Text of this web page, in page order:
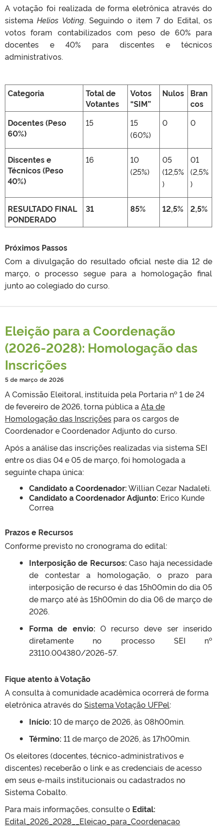
A votação foi realizada de forma eletrônica através do
sistemaHelios Voting.Seguindo o item 7 do Edital, os
votos foram contabilizados com peso de 60% para
docentes e 40% para discentes e técnicos
administrativos.
Categoria
Total de
Votantes
Votos
“SIM”
Nulos
Bran
cos
Docentes (Peso
60%)
15
15
(60%)
0 0
Discentes e
Técnicos (Peso
40%)
16
10
(25%)
05
(12,5%
)
01
(2,5%
)
RESULTADO FINAL
PONDERADO
31 85% 12,5% 2,5%
Próximos Passos
Com a divulgação do resultado oficial neste dia 12 de
março, o processo segue para a homologação final
junto ao colegiado do curso.
Eleição para a Coordenação
(2026-2028): Homologação das
Inscrições
5 de março de 2026
A Comissão Eleitoral, instituída pela Portaria nº 1 de 24
de fevereiro de 2026, torna pública a Ata de
Homologação das Inscrições para os cargos de
Coordenador e Coordenador Adjunto do curso.
Após a análise das inscrições realizadas via sistema SEI
entre os dias 04 e 05 de março, foi homologada a
seguinte chapa única:
Candidato a Coordenador:Willian Cezar Nadaleti.
Candidato a Coordenador Adjunto: Erico Kunde
Correa
Prazos e Recursos
Conforme previsto no cronograma do edital:
Interposição de Recursos: Caso haja necessidade
de contestar a homologação, o prazo para
interposição de recurso é das15h00min do dia 05
de março até às 15h00min do dia 06 de março de
2026.
Forma de envio: O recurso deve ser inserido
diretamente no processo SEI nº
23110.004380/2026-57.
Fique atento à Votação
A consulta à comunidade acadêmica ocorrerá de forma
eletrônica através do Sistema Votação UFPel:
Início: 10 de março de 2026, às 08h00min.
Término: 11 de março de 2026, às 17h00min.
Os eleitores (docentes, técnico-administrativos e
discentes) receberão o link e as credenciais de acesso
em seus e-mails institucionais ou cadastrados no
Sistema Cobalto.
Para mais informações, consulte o Edital:
Edital_2026_2028__Eleicao_para_Coordenacao